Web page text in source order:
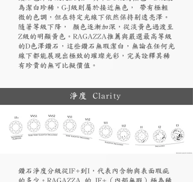
為潔白珍稀，G-J級則屬於接近無色， 帶有極輕
微的色調，但在特定光線下依然保持剔透亮澤。
隨著等級下降， 顏色逐漸加深，從淡黃色過渡至
Z級的明顯黃色。RAGAZZA推薦與嚴選最高等級
的D色澤鑽石，這些鑽石無瑕潔白，無論在任何光
線下都能展現出極致的璀璨光彩，完美詮釋其稀
有珍貴的無可比擬價值。
淨度 Clarity
鑽石淨度分級從IF+到I，代表內含物與表面瑕疵
的多少。RAGAZZA 的 IF+（內部無瑕）極為稀